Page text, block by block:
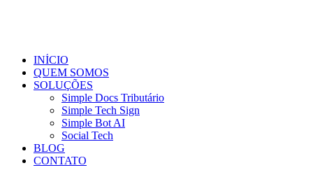
INÍCIO
QUEM SOMOS
SOLUÇÕES
Simple Docs Tributário
Simple Tech Sign
Simple Bot AI
Social Tech
BLOG
CONTATO